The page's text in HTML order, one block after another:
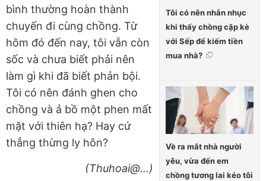
Tôi có nên nhẫn nhục
khi thấy chồng cặp kè
với Sếp để kiếm tiền
mua nhà?
Về ra mắt nhà người
yêu, vừa đến em
chồng tương lai kéo tôi
bình thường hoàn thành
chuyến đi cùng chồng. Từ
hôm đó đến nay, tôi vẫn còn
sốc và chưa biết phải nên
làm gì khi đã biết phản bội.
Tôi có nên đánh ghen cho
chồng và ả bồ một phen mất
mặt với thiên hạ? Hay cứ
thẳng thừng ly hôn?
(Thuhoai@...)